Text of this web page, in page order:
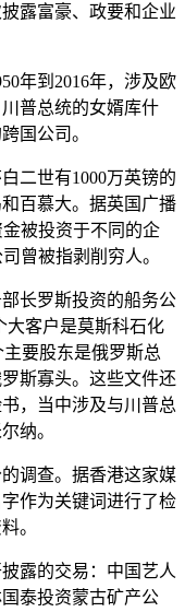
露富豪、政要和企业
年到2016年，涉及欧
普总统的女婿库什
国公司。
二世有1000万英镑的
百慕大。据英国广播
被投资于不同的企
曾被指剥削穷人。
长罗斯投资的船务公
大客户是莫斯科石化
要股东是俄罗斯总
斯寡头。这些文件还
，当中涉及与川普总
纳。
调查。据香港这家媒
作为关键词进行了检
。
露的交易：中国艺人
泰投资蒙古矿产公